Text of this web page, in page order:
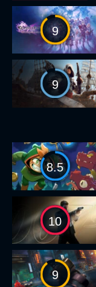
9
9
8.5
10
9